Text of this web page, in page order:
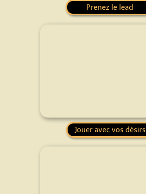
Jouer avec vos désirs
Prenez le lead